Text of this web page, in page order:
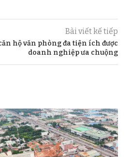
Bài viết kế tiếp
hộ văn phòng đa tiện ích được
doanh nghiệp ưa chuộng